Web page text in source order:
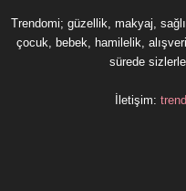
Trendomi; güzellik, makyaj,
çocuk, bebek, hamilelik,
sürede
İletişim: